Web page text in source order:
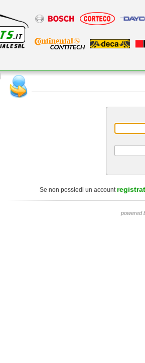
Se non possiedi un account
powered